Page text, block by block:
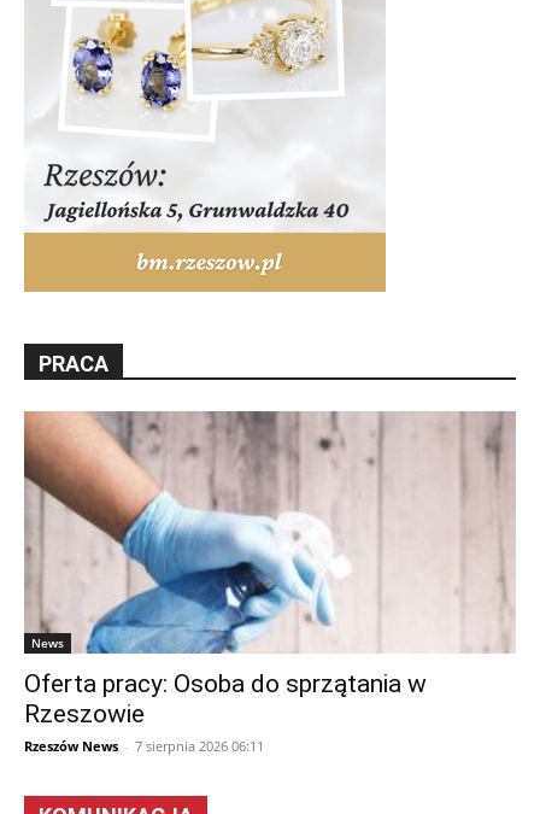
PRACA
News
Oferta pracy: Osoba do sprzątania w
Rzeszowie
Rzeszów News - 7 sierpnia 2026 06:11